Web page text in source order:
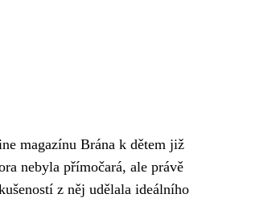
magazínu Brána k dětem již
nebyla přímočará, ale právě
z něj udělala ideálního